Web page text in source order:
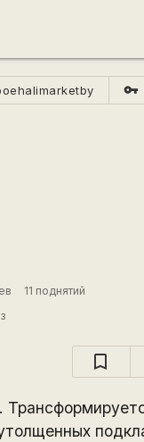
vpn_key
11 поднятий